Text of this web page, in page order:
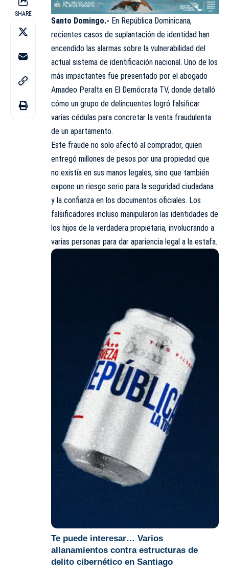
SHARE
Santo Domingo.- En República Dominicana,
recientes casos de suplantación de identidad han
encendido las alarmas sobre la vulnerabilidad del
actual sistema de identificación nacional. Uno de los
más impactantes fue presentado por el abogado
Amadeo Peralta en El Demócrata TV, donde detalló
cómo un grupo de delincuentes logró falsificar
varias cédulas para concretar la venta fraudulenta
de un apartamento.
Este fraude no solo afectó al comprador, quien
entregó millones de pesos por una propiedad que
no existía en sus manos legales, sino que también
expone un riesgo serio para la seguridad ciudadana
y la confianza en los documentos oficiales. Los
falsificadores incluso manipularon las identidades de
los hijos de la verdadera propietaria, involucrando a
varias personas para dar apariencia legal a la estafa.
Te puede interesar… Varios
allanamientos contra estructuras de
delito cibernético en Santiago